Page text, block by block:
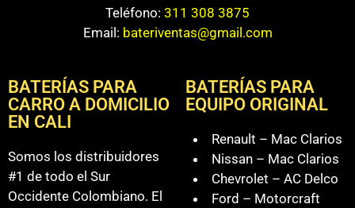
Teléfono: 311 308 3875
Email: bateriventas@gmail.com
BATERÍAS PARA
CARRO A DOMICILIO
EN CALI
Somos los distribuidores
#1 de todo el Sur
Occidente Colombiano. El
BATERÍAS PARA
EQUIPO ORIGINAL
Renault – Mac Clarios
Nissan – Mac Clarios
Chevrolet – AC Delco
Ford – Motorcraft